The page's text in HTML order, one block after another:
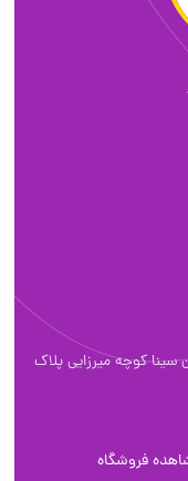
سینا کوچه میرزایی پلاک
فروشگاه